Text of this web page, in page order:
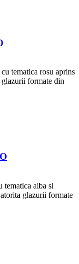
tematica rosu aprins
formate din
alba si
glazurii formate